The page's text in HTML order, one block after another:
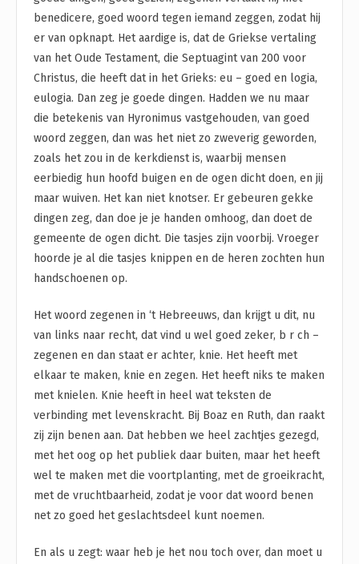
benedicere, goed woord tegen iemand zeggen, zodat hij
er van opknapt. Het aardige is, dat de Griekse vertaling
van het Oude Testament, die Septuagint van 200 voor
Christus, die heeft dat in het Grieks: eu – goed en logia,
eulogia. Dan zeg je goede dingen. Hadden we nu maar
die betekenis van Hyronimus vastgehouden, van goed
woord zeggen, dan was het niet zo zweverig geworden,
zoals het zou in de kerkdienst is, waarbij mensen
eerbiedig hun hoofd buigen en de ogen dicht doen, en jij
maar wuiven. Het kan niet knotser. Er gebeuren gekke
dingen zeg, dan doe je je handen omhoog, dan doet de
gemeente de ogen dicht. Die tasjes zijn voorbij. Vroeger
hoorde je al die tasjes knippen en de heren zochten hun
handschoenen op.
Het woord zegenen in ‘t Hebreeuws, dan krijgt u dit, nu
van links naar recht, dat vind u wel goed zeker, b r ch –
zegenen en dan staat er achter, knie. Het heeft met
elkaar te maken, knie en zegen. Het heeft niks te maken
met knielen. Knie heeft in heel wat teksten de
verbinding met levenskracht. Bij Boaz en Ruth, dan raakt
zij zijn benen aan. Dat hebben we heel zachtjes gezegd,
met het oog op het publiek daar buiten, maar het heeft
wel te maken met die voortplanting, met de groeikracht,
met de vruchtbaarheid, zodat je voor dat woord benen
net zo goed het geslachtsdeel kunt noemen.
En als u zegt: waar heb je het nou toch over, dan moet u